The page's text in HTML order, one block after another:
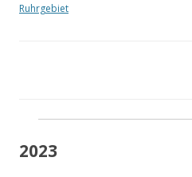
Ruhrgebiet
2023